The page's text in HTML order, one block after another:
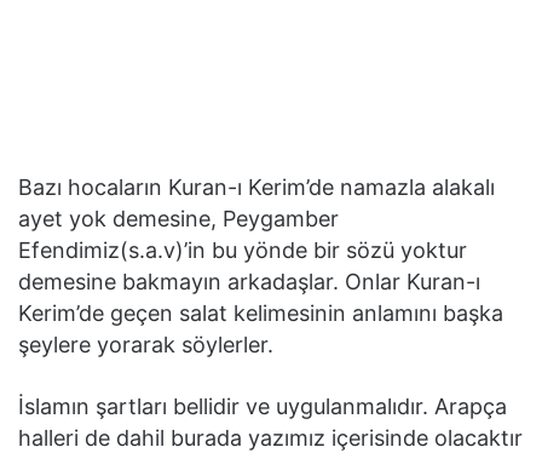
Bazı hocaların Kuran-ı Kerim’de namazla alakalı
ayet yok demesine, Peygamber
Efendimiz(s.a.v)’in bu yönde bir sözü yoktur
demesine bakmayın arkadaşlar. Onlar Kuran-ı
Kerim’de geçen salat kelimesinin anlamını başka
şeylere yorarak söylerler.
İslamın şartları bellidir ve uygulanmalıdır. Arapça
halleri de dahil burada yazımız içerisinde olacaktır